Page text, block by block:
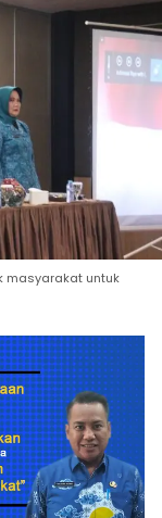
masyarakat untuk